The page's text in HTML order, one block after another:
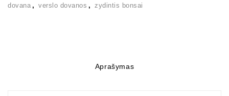
dovana , verslo dovanos , zydintis bonsai
Aprašymas